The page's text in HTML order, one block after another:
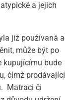
a jejich
již používaná a
může být po
kupujícímu bude
čímž prodávající
Matraci či